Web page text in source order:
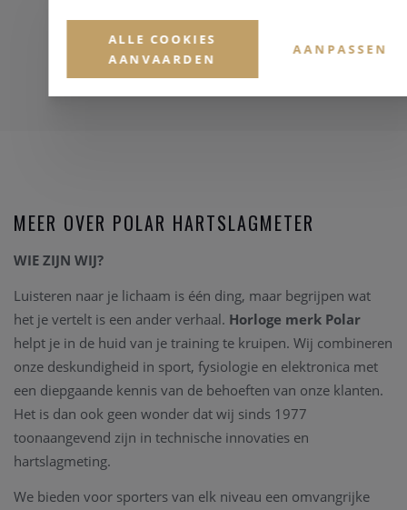
MEER OVER POLAR HARTSLAGMETER
WIE ZIJN WIJ?
Luisteren naar je lichaam is één ding, maar begrijpen wat
het je vertelt is een ander verhaal. Horloge merk Polar
helpt je in de huid van je training te kruipen. Wij combineren
onze deskundigheid in sport, fysiologie en elektronica met
een diepgaande kennis van de behoeften van onze klanten.
Het is dan ook geen wonder dat wij sinds 1977
toonaangevend zijn in technische innovaties en
hartslagmeting.
We bieden voor sporters van elk niveau een omvangrijke
ALLE COOKIES
AANVAARDEN
AANPASSEN